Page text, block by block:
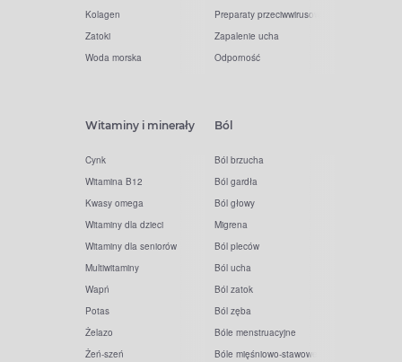
Kolagen
Zatoki
Woda morska
Preparaty przeciwwirusowe
Zapalenie ucha
Odporność
Witaminy i minerały
Cynk
Witamina B12
Kwasy omega
Witaminy dla dzieci
Witaminy dla seniorów
Multiwitaminy
Wapń
Potas
Żelazo
Żeń-szeń
Ból
Ból brzucha
Ból gardła
Ból głowy
Migrena
Ból pleców
Ból ucha
Ból zatok
Ból zęba
Bóle menstruacyjne
Bóle mięśniowo-stawowe